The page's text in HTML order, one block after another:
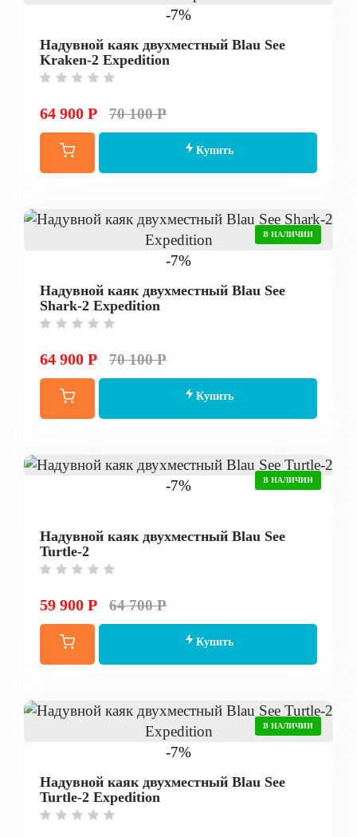
-7%
Надувной каяк двухместный Blau See
Kraken-2 Expedition
64 900 Р 70 100 Р
Купить
-7%
В НАЛИЧИИ
Надувной каяк двухместный Blau See
Shark-2 Expedition
64 900 Р 70 100 Р
Купить
-7% В НАЛИЧИИ
Надувной каяк двухместный Blau See
Turtle-2
59 900 Р 64 700 Р
Купить
-7%
В НАЛИЧИИ
Надувной каяк двухместный Blau See
Turtle-2 Expedition